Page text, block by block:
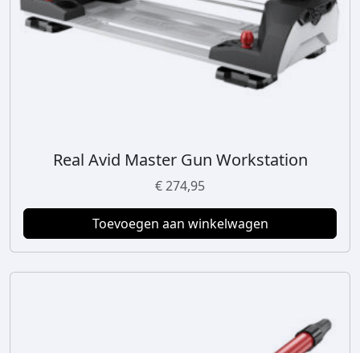
Real Avid Master Gun Workstation
€274,95
Toevoegen aan winkelwagen